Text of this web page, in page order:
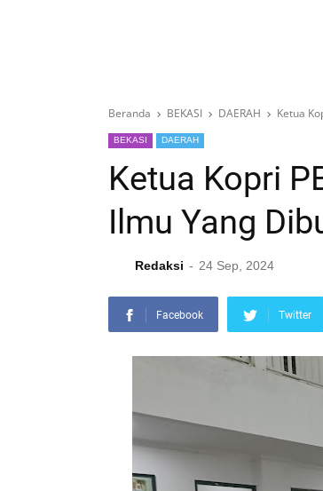
Beranda BEKASI DAERAH Ketua
BEKASI DAERAH
Ketua Kopri
Ilmu Yang
Redaksi 24 Sep, 2024
Facebook Twitter